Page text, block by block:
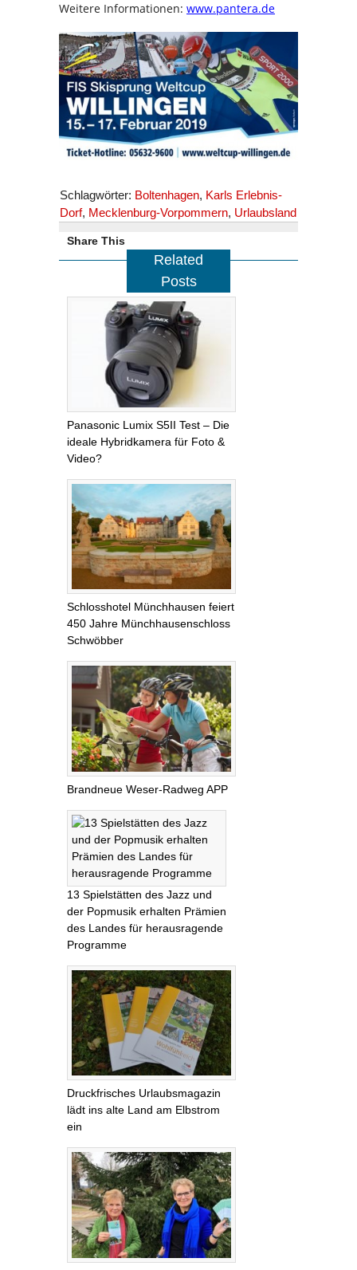
Weitere Informationen: www.pantera.de
Schlagwörter: Boltenhagen, Karls Erlebnis-
Dorf, Mecklenburg-Vorpommern, Urlaubsland
Share This
Related
Posts
Panasonic Lumix S5II Test – Die
ideale Hybridkamera für Foto &
Video?
Schlosshotel Münchhausen feiert
450 Jahre Münchhausenschloss
Schwöbber
Brandneue Weser-Radweg APP
13 Spielstätten des Jazz und
der Popmusik erhalten Prämien
des Landes für herausragende
Programme
Druckfrisches Urlaubsmagazin
lädt ins alte Land am Elbstrom
ein